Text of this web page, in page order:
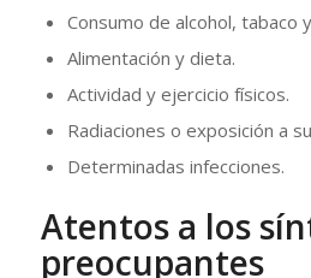
Consumo de alcohol, tabaco
Alimentación y dieta.
Actividad y ejercicio físicos.
Radiaciones o exposición a
Determinadas infecciones.
Atentos a los
preocupantes